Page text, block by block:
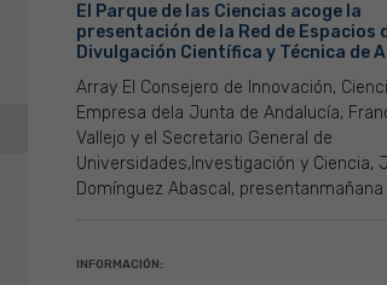
El Parque de las Ciencias acoge la
presentación de la Red de Espacios
Divulgación Científica y Técnica de
Array El Consejero de Innovación,
Empresa dela Junta de Andalucía,
Vallejo y el Secretario General de
Universidades,Investigación y Ciencia,
Domínguez Abascal, presentanmañana
INFORMACIÓN: